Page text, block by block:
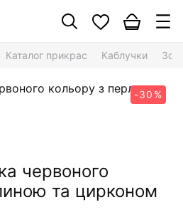
Каталог прикрас Каблучки
-30%
червоного
та цирконом